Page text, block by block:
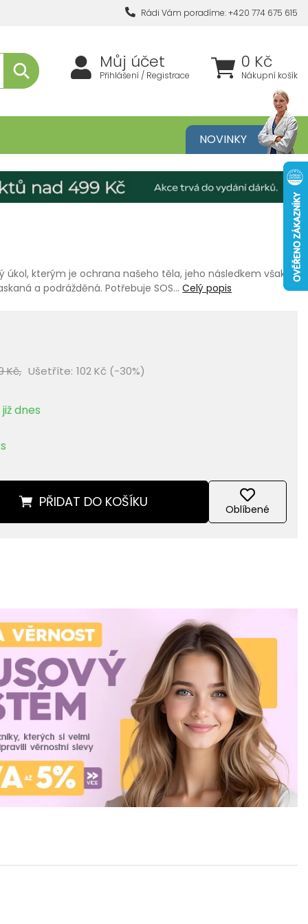
Rádi Vám poradíme: +420 774 675 615
0 Kč
Nákupní košík
Můj účet
Přihlášení / Registrace
NOVINKY
úkol, kterým je ochrana našeho těla, jeho následkem však
a podrážděná. Potřebuje SOS…Celý popis
Kč, Ušetříte: 102 Kč (-30%)
dnes
PŘIDAT DO KOŠÍKU Oblíbené